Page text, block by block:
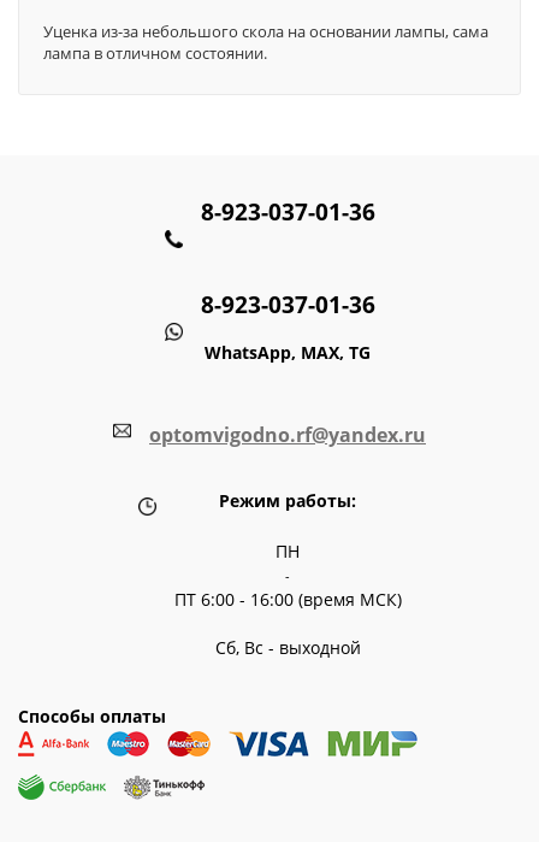
Уценка из-за небольшого скола на основании лампы, сама
лампа в отличном состоянии.
8-923-037-01-36
8-923-037-01-36
WhatsApp, MAX, TG
optomvigodno.rf@yandex.ru
Режим работы:
ПН
-
ПТ 6:00 - 16:00 (время МСК)
Сб, Вс - выходной
Способы оплаты